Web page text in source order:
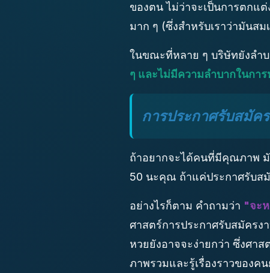
ของตน ไม่ว่าจะเป็นการตกแ
มาก ๆ (ซึ่งสำหรับเราว่ามันส
ในขณะที่หลาย ๆ บริษัทยังลำ
ๆ และไม่มีความลำบากในการ
การประกาศรับสมัค
ถ้าอยากจะได้คนที่มีคุณภาพ มั
50 นะคุณ ถ้าแค่ประกาศรับส
อย่างไรก็ตาม คำถามว่า "จะ
ศาสตร์การประกาศรับสมัคร
หวยยังอาจจะง่ายกว่า ซึ่งศา
ภาพรวมและรู้เรื่องราวของค